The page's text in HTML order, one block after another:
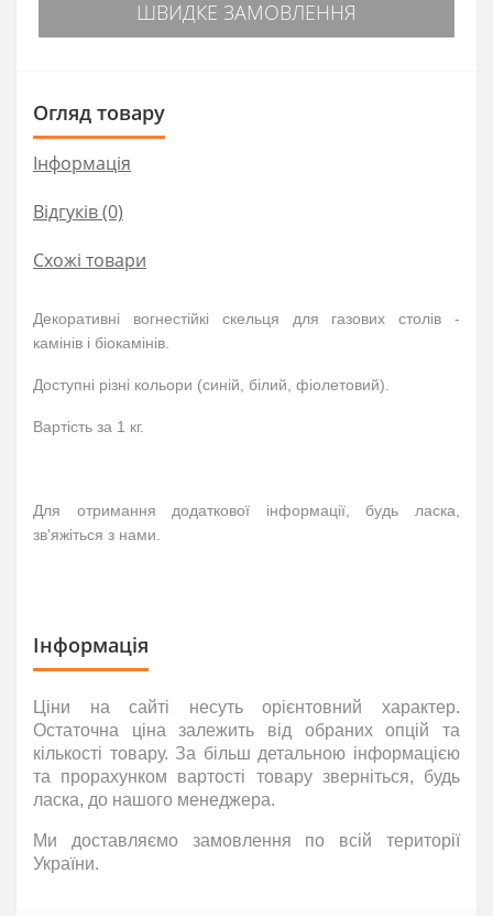
ШВИДКЕ ЗАМОВЛЕННЯ
Огляд товару
Інформація
Відгуків (0)
Схожі товари
Декоративні вогнестійкі скельця для газовихстолів -
камінів і біокамінів.
Доступні різні кольори (синій, білий, фіолетовий).
Вартість за 1 кг.
Для отримання додаткової інформації, будь ласка,
зв'яжіться з нами.
Інформація
Ціни на сайті несутьорієнтовний характер.
Остаточна ціна залежить від обраних опцій та
кількості товару. За більш детальною інформацією
та прорахунком вартості товару зверніться, будь
ласка, до нашого менеджера.
Ми доставляємо замовлення по всій території
України.